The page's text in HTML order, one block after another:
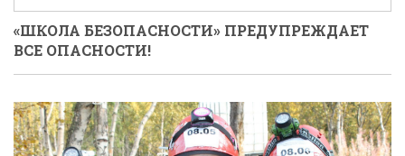
«ШКОЛА БЕЗОПАСНОСТИ» ПРЕДУПРЕЖДАЕТ
ВСЕ ОПАСНОСТИ!